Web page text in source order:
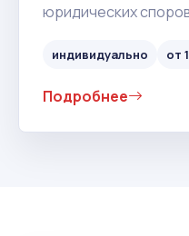
юридических
индивидуально от
Подробнее